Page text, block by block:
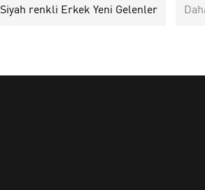
Siyah renkli Erkek Yeni Gelenler